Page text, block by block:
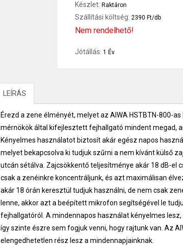
Készlet: Raktáron
Szállítási költség: 2390 Ft/db
Nem rendelhető!
Jótállás: 1 Év
LEÍRÁS
Érezd a zene élményét, melyet az AIWA HSTBTN-800-
mérnökök által kifejlesztett fejhallgató mindent megad,
Kényelmes használatot biztosít akár egész napos
melyet bekapcsolva ki tudjuk szűrni a nem kívánt külső
utcán sétálva. Zajcsökkentő teljesítménye akár 18 dB-el
csak a zenéinkre koncentráljunk, és azt maximálisan
akár 18 órán keresztül tudjuk használni, de nem csak
lenne, akkor azt a beépített mikrofon segítségével le
fejhallgatóról. A mindennapos használat kényelmes
így szinte észre sem fogjuk venni, hogy rajtunk van. Az
elengedhetetlen rész lesz a mindennapjainknak.